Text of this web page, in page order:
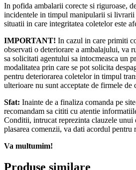
In pofida ambalarii corecte si riguroase,
incidentele in timpul manipularii si livrarii
situatii in care integritatea coletelor este
IMPORTANT! In cazul in care primiti
observati o deteriorare a ambalajului, va
sa solicitati agentului sa intocmeasca un
modalitatea prin care se pot solicita
pentru deteriorarea coletelor in timpul
ulterioare nu sunt acceptate de firmele de
Sfat: Inainte de a finaliza comanda pe
recomandam sa cititi cu atentie
Conditii, intrucat reprezinta clauzele unui
plasarea comenzii, va dati acordul pentru
Va multumim!
Produse similare